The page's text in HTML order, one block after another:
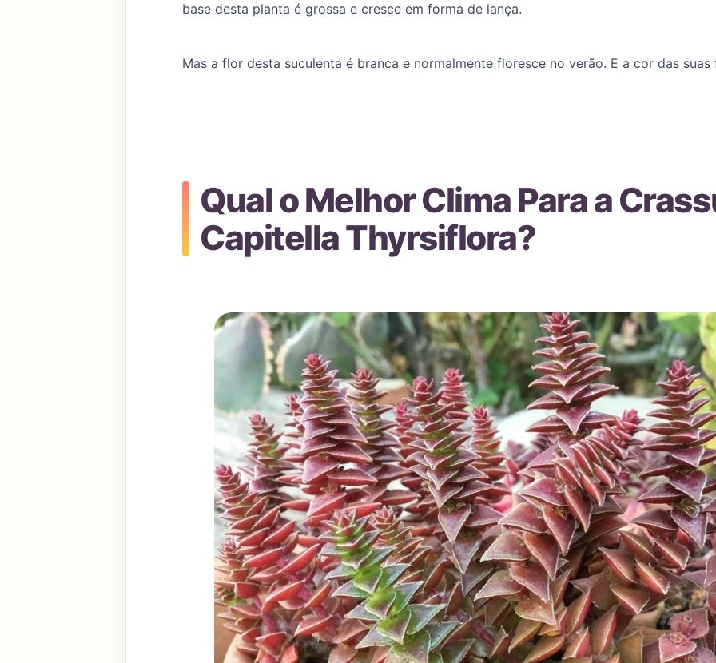
base desta planta é grossa e cresce em forma de lança.
Mas a flor desta suculenta é branca e normalmente floresce no verão. E a cor das suas
Qual o Melhor Clima Para a
Capitella Thyrsiflora?